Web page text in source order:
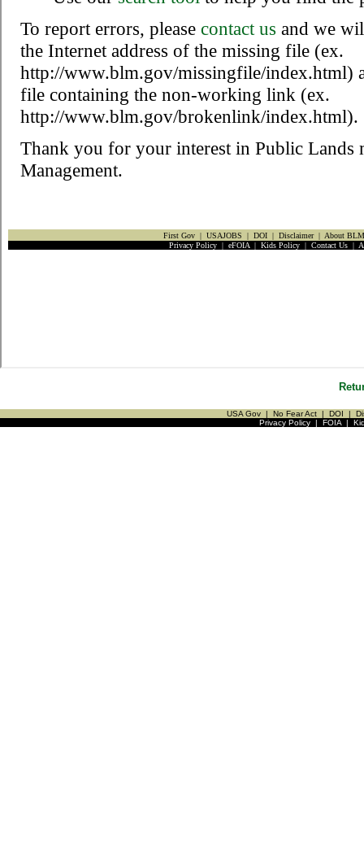
USA Gov | No Fear Act | DOI |
Privacy Policy| FOIA|